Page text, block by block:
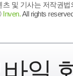
츠 및 기사는 저작권
Inven.All rights